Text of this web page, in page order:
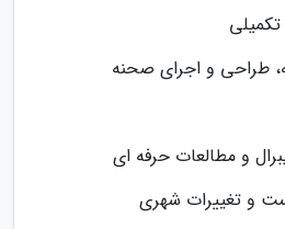
طراحی و اجرای صحنه
و مطالعات حرفه ای
و تغییرات شهری